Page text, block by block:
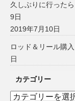
久しぶりに行った
9日
2019年7月10日
ロッド＆リール購
日
カテゴリー
カ